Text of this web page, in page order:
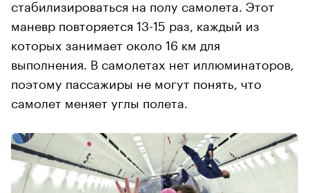
стабилизироваться на полу самолета. Этот
маневр повторяется 13-15 раз, каждый из
которых занимает около 16 км для
выполнения. В самолетах нет иллюминаторов,
поэтому пассажиры не могут понять, что
самолет меняет углы полета.